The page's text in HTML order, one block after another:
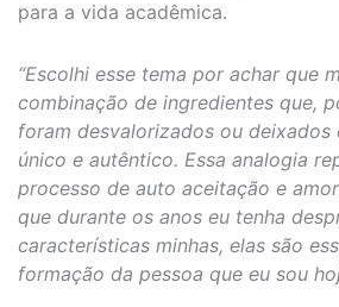
para a vida acadêmica.
“Escolhi esse tema por achar que
combinação de ingredientes que,
foram desvalorizados ou
único e autêntico. Essa analogia
processo de auto aceitação e
que durante os anos eu tenha
características minhas, elas são
formação da pessoa que eu sou